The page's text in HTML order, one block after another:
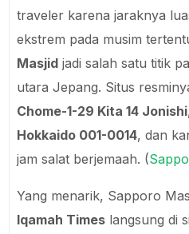
traveler karena jaraknya
ekstrem pada musim
Masjid jadi salah satu titik
utara Jepang. Situs
Chome-1-29 Kita 14
Hokkaido 001-0014, dan
jam salat berjemaah. (
Yang menarik, Sapporo
Iqamah Times langsung di